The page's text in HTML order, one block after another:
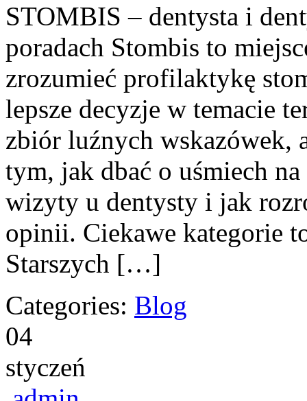
STOMBIS – dentysta i
poradach Stombis to
zrozumieć profilaktykę
lepsze decyzje w temacie
zbiór luźnych wskazówek,
tym, jak dbać o uśmiech
wizyty u dentysty i jak
opinii. Ciekawe kategorie
Starszych […]
Categories: Blog
04
styczeń